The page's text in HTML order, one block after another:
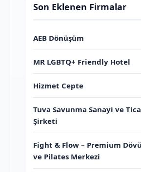
Son Eklenen Firmalar
AEB Dönüşüm
MR LGBTQ+ Friendly Hotel
Hizmet Cepte
Tuva Savunma Sanayi ve
Şirketi
Fight & Flow – Premium
ve Pilates Merkezi